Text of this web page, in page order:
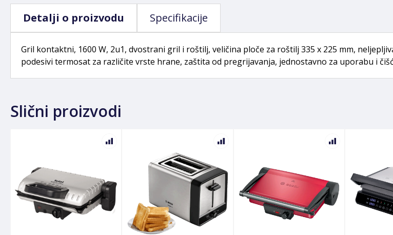
Detalji o proizvodu Specifikacije
Gril kontaktni, 1600 W, 2u1, dvostrani gril i roštilj, veličina ploče za roštilj 335 x 225 mm,
podesivi termosat za različite vrste hrane, zaštita od pregrijavanja, jednostavno za uporabu i
Slični proizvodi